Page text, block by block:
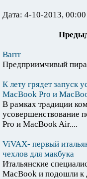
Дата: 4-10-2013, 00:00
Barrr
Предприимчивый
К лету грядет запуск
MacBook Pro и
В рамках традиции
усовершенствование
Pro и MacBook Air....
ViVAX- первый
чехлов для макбука
Итальянские
MacBook и подошли к